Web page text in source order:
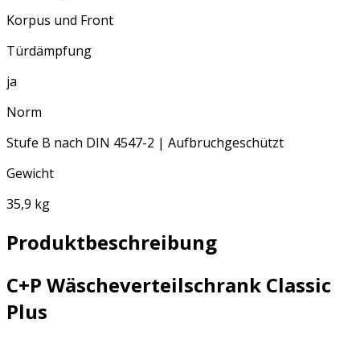
Korpus und Front
Türdämpfung
ja
Norm
Stufe B nach DIN 4547-2 | Aufbruchgeschützt
Gewicht
35,9 kg
Produktbeschreibung
C+P Wäscheverteilschrank Classic
Plus